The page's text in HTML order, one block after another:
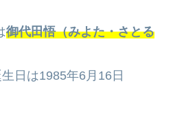
御代田悟（みよた・さとる
日は1985年6月16日